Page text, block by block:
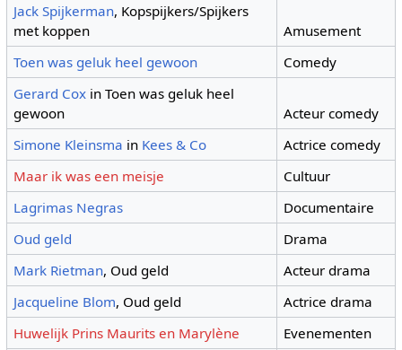
Jack Spijkerman, Kopspijkers/Spijkers
met koppen
Amusement
Toen was geluk heel gewoon
Comedy
Gerard Cox in Toen was geluk heel
gewoon
Acteur comedy
Simone Kleinsma in Kees & Co
Actrice comedy
Maar ik was een meisje
Cultuur
Lagrimas Negras
Documentaire
Oud geld
Drama
Mark Rietman, Oud geld
Acteur drama
Jacqueline Blom, Oud geld
Actrice drama
Huwelijk Prins Maurits en Marylène
Evenementen